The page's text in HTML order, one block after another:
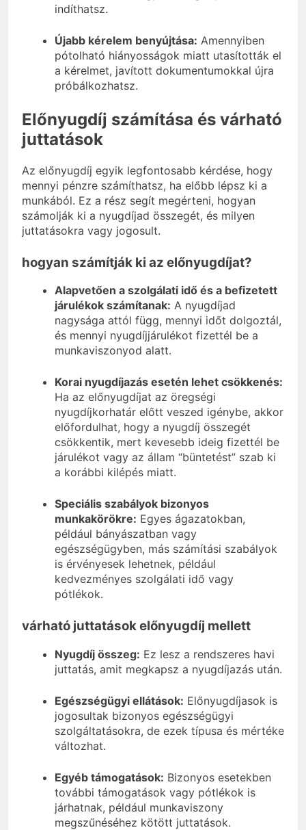
indíthatsz.
Újabb kérelem benyújtása: Amennyiben
pótolható hiányosságok miatt utasították el
a kérelmet, javított dokumentumokkal újra
próbálkozhatsz.
Előnyugdíj számítása és várható
juttatások
Az előnyugdíj egyik legfontosabb kérdése, hogy
mennyi pénzre számíthatsz, ha előbb lépsz ki a
munkából. Ez a rész segít megérteni, hogyan
számolják ki a nyugdíjad összegét, és milyen
juttatásokra vagy jogosult.
hogyan számítják ki az előnyugdíjat?
Alapvetően a szolgálati idő és a befizetett
járulékok számítanak: A nyugdíjad
nagysága attól függ, mennyi időt dolgoztál,
és mennyi nyugdíjjárulékot fizettél be a
munkaviszonyod alatt.
Korai nyugdíjazás esetén lehet csökkenés:
Ha az előnyugdíjat az öregségi
nyugdíjkorhatár előtt veszed igénybe, akkor
előfordulhat, hogy a nyugdíj összegét
csökkentik, mert kevesebb ideig fizettél be
járulékot vagy az állam “büntetést” szab ki
a korábbi kilépés miatt.
Speciális szabályok bizonyos
munkakörökre: Egyes ágazatokban,
például bányászatban vagy
egészségügyben, más számítási szabályok
is érvényesek lehetnek, például
kedvezményes szolgálati idő vagy
pótlékok.
várható juttatások előnyugdíj mellett
Nyugdíj összeg: Ez lesz a rendszeres havi
juttatás, amit megkapsz a nyugdíjazás után.
Egészségügyi ellátások: Előnyugdíjasok is
jogosultak bizonyos egészségügyi
szolgáltatásokra, de ezek típusa és mértéke
változhat.
Egyéb támogatások: Bizonyos esetekben
további támogatások vagy pótlékok is
járhatnak, például munkaviszony
megszűnéséhez kötött juttatások.